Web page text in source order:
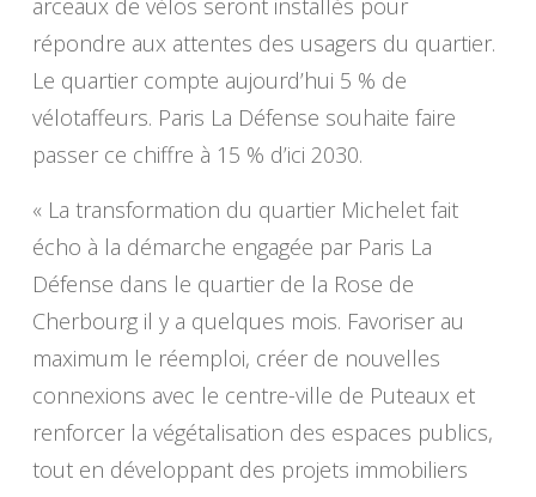
arceaux de vélos seront installés pour
répondre aux attentes des usagers du quartier.
Le quartier compte aujourd’hui 5 % de
vélotaffeurs. Paris La Défense souhaite faire
passer ce chiffre à 15 % d’ici 2030.
« La transformation du quartier Michelet fait
écho à la démarche engagée par Paris La
Défense dans le quartier de la Rose de
Cherbourg il y a quelques mois. Favoriser au
maximum le réemploi, créer de nouvelles
connexions avec le centre-ville de Puteaux et
renforcer la végétalisation des espaces publics,
tout en développant des projets immobiliers